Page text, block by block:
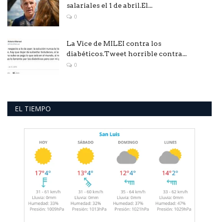
salariales el 1 de abril.El...
0
La Vice de MILEI contra los
diabéticos.Tweet horrible contra...
0
EL TIEMPO